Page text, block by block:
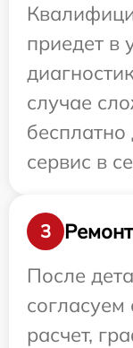
приедет в
случае
бесплатно
сервис в
3
После
расчет,